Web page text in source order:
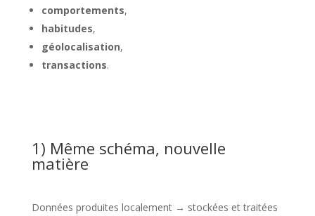
comportements,
habitudes,
géolocalisation,
transactions.
1) Même schéma, nouvelle
matière
Données produites localement → stockées et traitées